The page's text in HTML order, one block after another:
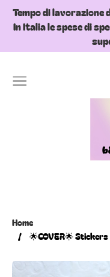
SkipTempo di
In Italia le spese di
Home
/
🌟COVER🌟